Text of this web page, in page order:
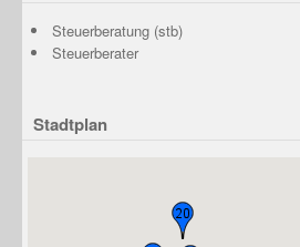
Steuerberatung (stb)
Steuerberater
Stadtplan